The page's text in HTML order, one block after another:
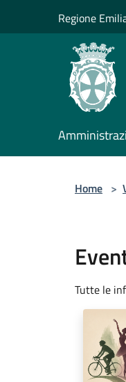
Regione
Home >
Tutte le